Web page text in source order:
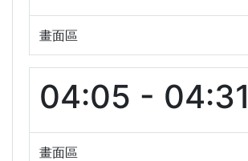
畫面區
04:05 - 04:31
畫面區